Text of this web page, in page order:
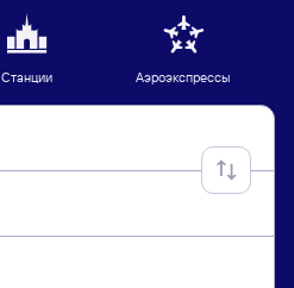
Станции Аэроэкспрессы